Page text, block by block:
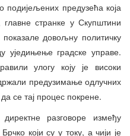
предузећа која
главне странке у Скупштини
довољну политичку
уједињење градске управе.
улогу коју је високи
предузимање одлучних
се тај процес покрене.
разговоре између
који су у току, а чији је